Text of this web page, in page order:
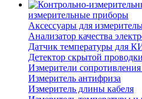
измерительные приборы
Аксессуары для
Анализатор качества
Датчик температуры для
Детектор скрытой проводки
Измерители сопротивления
Измеритель антифриза
Измеритель длины кабеля